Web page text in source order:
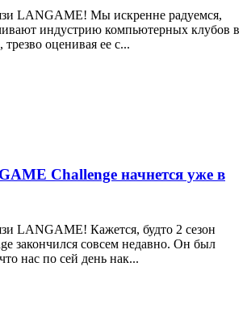
LANGAME! Мы искренне радуемся,
индустрию компьютерных клубов в
оценивая ее с...
Challenge начнется уже в
LANGAME! Кажется, будто 2 сезон
закончился совсем недавно. Он был
нас по сей день нак...